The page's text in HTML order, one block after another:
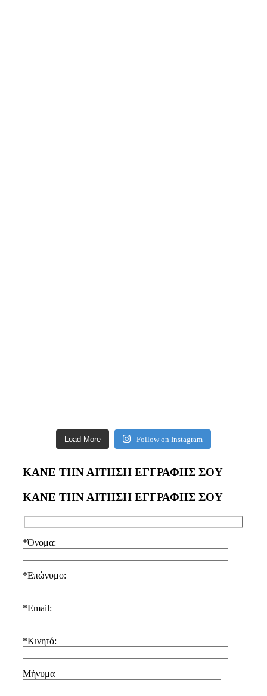
Load More Follow on Instagram
ΚΑΝΕ ΤΗΝ ΑΙΤΗΣΗ ΕΓΓΡΑΦΗΣ ΣΟΥ
ΚΑΝΕ ΤΗΝ ΑΙΤΗΣΗ ΕΓΓΡΑΦΗΣ ΣΟΥ
*Όνομα:
*Επώνυμο:
*Email:
*Κινητό:
Μήνυμα